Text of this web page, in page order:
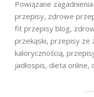
Powiązane
przepisy, zdrowe
fit przepisy blog,
przekąski, przepisy ze
kalorycznością,
jadłospis, dieta online,